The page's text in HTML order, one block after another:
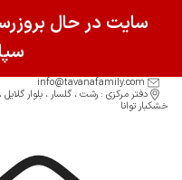
دفتر مرکزی : رشت ، گلسار ، بلوار گلایل
خشکبار توانا
سایت در حال